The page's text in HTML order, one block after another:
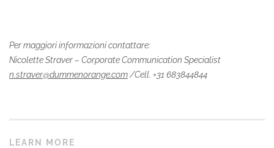
Per maggiori informazioni contattare:
Nicolette Straver – Corporate Communication Specialist
n.straver@dummenorange.com/Cell. +31 683844844
LEARN MORE